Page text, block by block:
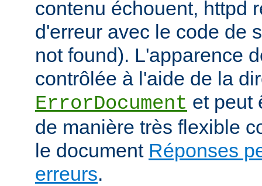
contenu échouent, httpd
d'erreur avec le code de
not found). L'apparence
contrôlée à l'aide de la
ErrorDocument et peut
de manière très flexible
le document Réponses
erreurs.